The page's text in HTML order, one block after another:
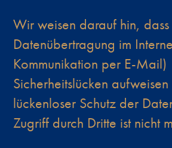
Wir weisen darauf hin,
Datenübertragung im
Kommunikation per E-Mail)
Sicherheitslücken aufweisen
lückenloser Schutz der
Zugriff durch Dritte ist nicht